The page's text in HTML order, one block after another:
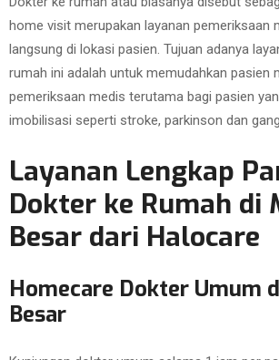
home visit merupakan layanan pemeriksaan
langsung di lokasi pasien. Tujuan adanya
rumah ini adalah untuk memudahkan pasien
pemeriksaan medis terutama bagi pasien
imobilisasi seperti stroke, parkinson dan
Layanan Lengkap
Dokter ke Rumah di
Besar dari Halocare
Homecare Dokter Umum
Besar